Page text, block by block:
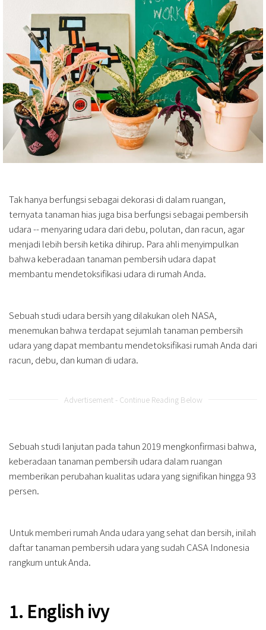
Tak hanya berfungsi sebagai dekorasi di dalam ruangan,
ternyata tanaman hias juga bisa berfungsi sebagai pembersih
udara -- menyaring udara dari debu, polutan, dan racun, agar
menjadi lebih bersih ketika dihirup. Para ahli menyimpulkan
bahwa keberadaan tanaman pembersih udara dapat
membantu mendetoksifikasi udara di rumah Anda.
Sebuah studi udara bersih yang dilakukan oleh NASA,
menemukan bahwa terdapat sejumlah tanaman pembersih
udara yang dapat membantu mendetoksifikasi rumah Anda dari
racun, debu, dan kuman di udara.
Advertisement - Continue Reading Below
Sebuah studi lanjutan pada tahun 2019 mengkonfirmasi bahwa,
keberadaan tanaman pembersih udara dalam ruangan
memberikan perubahan kualitas udara yang signifikan hingga 93
persen.
Untuk memberi rumah Anda udara yang sehat dan bersih, inilah
daftar tanaman pembersih udara yang sudah CASA Indonesia
rangkum untuk Anda.
1. English ivy